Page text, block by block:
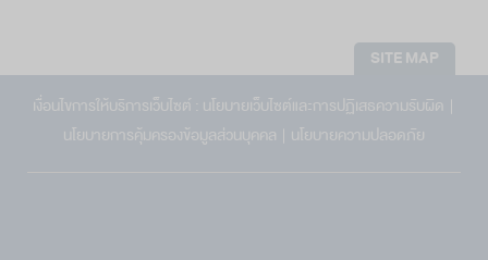
SITE MAP
เงื่อนไขการให้บริการเว็บไซต์ : นโยบายเว็บไซต์และการปฏิเสธความรับผิด |
นโยบายการคุ้มครองข้อมูลส่วนบุคคล | นโยบายความปลอดภัย